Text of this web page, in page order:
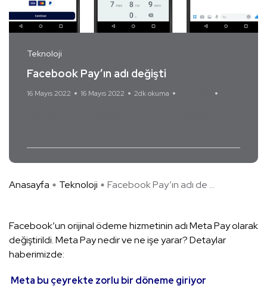
Teknoloji
Facebook Pay’ın adı değişti
16 Mayıs 2022 16 Mayıs 2022 2dk okuma
Anasayfa Teknoloji Facebook Pay’ın adı de ...
Facebook’un orijinal ödeme hizmetinin adı Meta Pay olarak
değiştirildi. Meta Pay nedir ve ne işe yarar? Detaylar
haberimizde:
Meta bu çeyrekte zorlu bir döneme giriyor